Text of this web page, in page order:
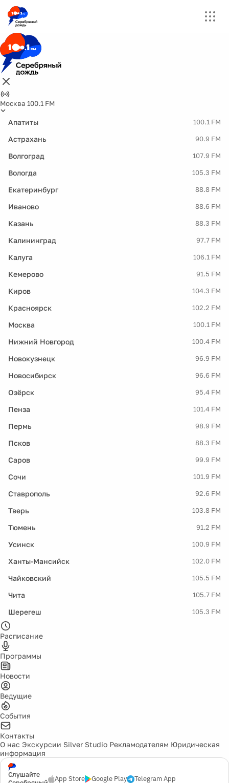
Москва 100.1 FM
Апатиты 100.1 FM
Астрахань 90.9 FM
Волгоград 107.9 FM
Вологда 105.3 FM
Екатеринбург 88.8 FM
Иваново 88.6 FM
Казань 88.3 FM
Калининград 97.7 FM
Калуга 106.1 FM
Кемерово 91.5 FM
Киров 104.3 FM
Красноярск 102.2 FM
Москва 100.1 FM
Нижний Новгород 100.4 FM
Новокузнецк 96.9 FM
Новосибирск 96.6 FM
Озёрск 95.4 FM
Пенза 101.4 FM
Пермь 98.9 FM
Псков 88.3 FM
Саров 99.9 FM
Сочи 101.9 FM
Ставрополь 92.6 FM
Тверь 103.8 FM
Тюмень 91.2 FM
Усинск 100.9 FM
Ханты-Мансийск 102.0 FM
Чайковский 105.5 FM
Чита 105.7 FM
Шерегеш 105.3 FM
Расписание
Программы
Новости
Ведущие
События
Контакты
О нас Экскурсии Silver Studio Рекламодателям Юридическая
информация
Слушайте
App Store Google Play Telegram App